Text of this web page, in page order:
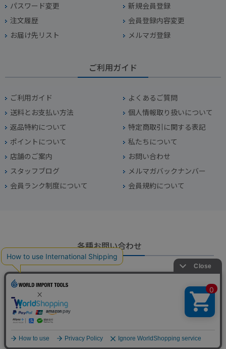
パスワード変更
新規会員登録
注文履歴
会員登録内容変更
お届け先リスト
メルマガ登録
ご利用ガイド
ご利用ガイド
よくあるご質問
送料とお支払い方法
個人情報取り扱いについて
返品特約について
特定商取引に関する表記
ポイントについて
私たちについて
店舗のご案内
お問い合わせ
スタッフブログ
メルマガバックナンバー
会員ランク制度について
会員規約について
各種お問い合わせ
電話番号
年中無休（年末年始を除く）